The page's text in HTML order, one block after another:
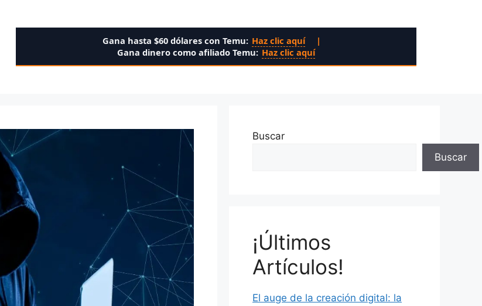
Gana hasta $60 dólares con Temu: Haz clic aquí
|
Gana dinero como afiliado Temu: Haz clic aquí
Buscar
Buscar
¡Últimos
Artículos!
El auge de la creación digital: la